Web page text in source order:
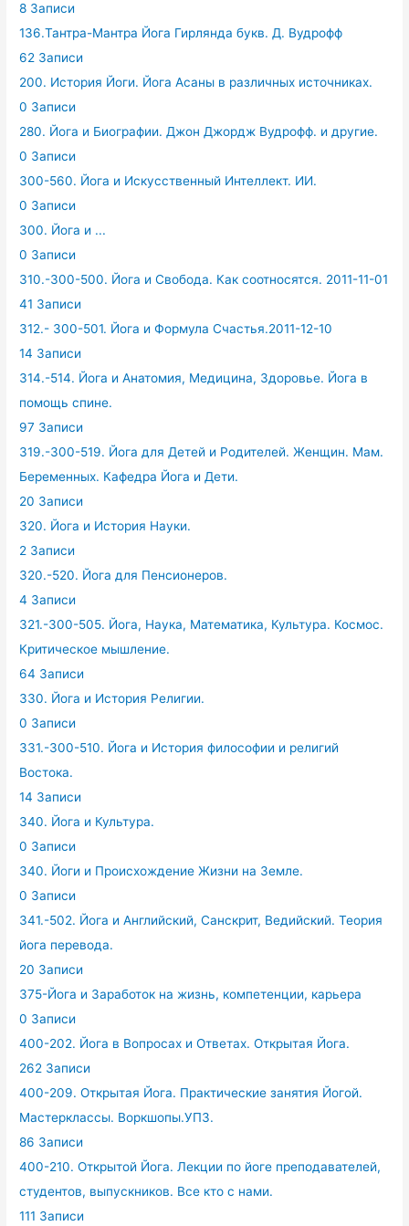
8 Записи
136.Тантра-Мантра Йога Гирлянда букв. Д. Вудрофф
62 Записи
200. История Йоги. Йога Асаны в различных источниках.
0 Записи
280. Йога и Биографии. Джон Джордж Вудрофф. и другие.
0 Записи
300-560. Йога и Искусственный Интеллект. ИИ.
0 Записи
300. Йога и ...
0 Записи
310.-300-500. Йога и Свобода. Как соотносятся. 2011-11-01
41 Записи
312.- 300-501. Йога и Формула Счастья.2011-12-10
14 Записи
314.-514. Йога и Анатомия, Медицина, Здоровье. Йога в
помощь спине.
97 Записи
319.-300-519. Йога для Детей и Родителей. Женщин. Мам.
Беременных. Кафедра Йога и Дети.
20 Записи
320. Йога и История Науки.
2 Записи
320.-520. Йога для Пенсионеров.
4 Записи
321.-300-505. Йога, Наука, Математика, Культура. Космос.
Критическое мышление.
64 Записи
330. Йога и История Религии.
0 Записи
331.-300-510. Йога и История философии и религий
Востока.
14 Записи
340. Йога и Культура.
0 Записи
340. Йоги и Происхождение Жизни на Земле.
0 Записи
341.-502. Йога и Английский, Санскрит, Ведийский. Теория
йога перевода.
20 Записи
375-Йога и Заработок на жизнь, компетенции, карьера
0 Записи
400-202. Йога в Вопросах и Ответах. Открытая Йога.
262 Записи
400-209. Открытая Йога. Практические занятия Йогой.
Мастерклассы. Воркшопы.УПЗ.
86 Записи
400-210. Открытой Йога. Лекции по йоге преподавателей,
студентов, выпускников. Все кто с нами.
111 Записи